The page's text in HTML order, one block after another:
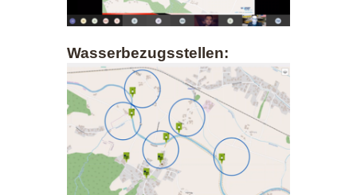
Wasserbezugsstellen: